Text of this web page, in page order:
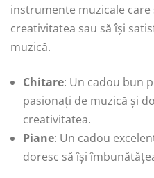
instrumente muzicale care
creativitatea sau să își
muzică.
Chitare: Un cadou bun
pasionați de muzică și
creativitatea.
Piane: Un cadou
doresc să își